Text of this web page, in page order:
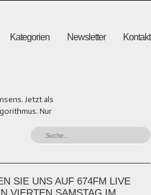
Kategorien Newsletter Kontakt
Jetzt als
Nur
SIE UNS AUF 674FM LIVE
VIERTEN SAMSTAG IM